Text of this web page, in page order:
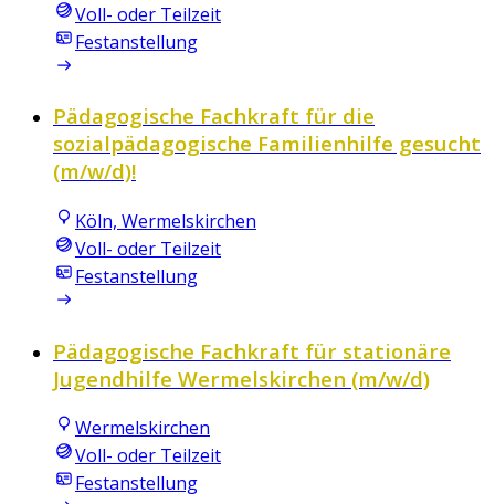
Voll- oder Teilzeit
Festanstellung
Pädagogische Fachkraft für die
sozialpädagogische Familienhilfe gesucht
(m/w/d)!
Köln, Wermelskirchen
Voll- oder Teilzeit
Festanstellung
Pädagogische Fachkraft für stationäre
Jugendhilfe Wermelskirchen (m/w/d)
Wermelskirchen
Voll- oder Teilzeit
Festanstellung